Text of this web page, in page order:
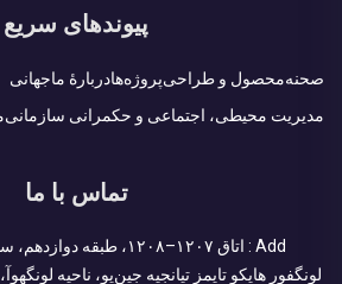
پیوندهای سریع
صحنهمحصول و طراحیپروژه‌هادربارهٔ ماجهانی
مدیریت محیطی، اجتماعی و حکمرانی سازمانی
تماس با ما
لونگفور هایکو تایمز تیانجیه جین‌یو، ناحیه